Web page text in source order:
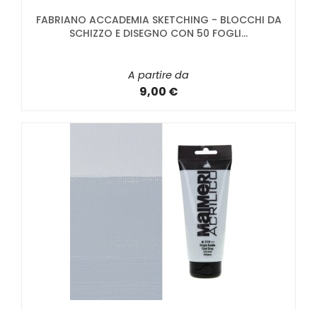
FABRIANO ACCADEMIA SKETCHING - BLOCCHI DA
SCHIZZO E DISEGNO CON 50 FOGLI...
A partire da
9,00 €